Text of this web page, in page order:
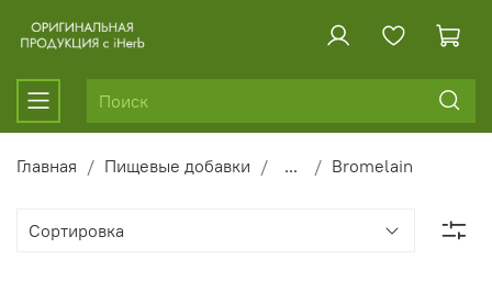
Главная Пищевые добавки ... Bromelain